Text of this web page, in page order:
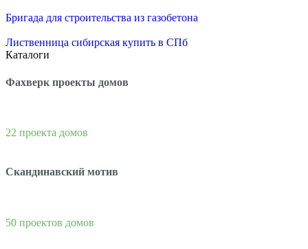
Бригада для строительства из газобетона
Лиственница сибирская купить в СПб
Каталоги
Фахверк проекты домов
22 проекта домов
Скандинавский мотив
50 проектов домов